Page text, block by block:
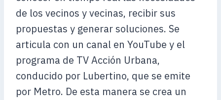
de los vecinos y vecinas, recibir sus
propuestas y generar soluciones. Se
articula con un canal en YouTube y el
programa de TV Acción Urbana,
conducido por Lubertino, que se emite
por Metro. De esta manera se crea un